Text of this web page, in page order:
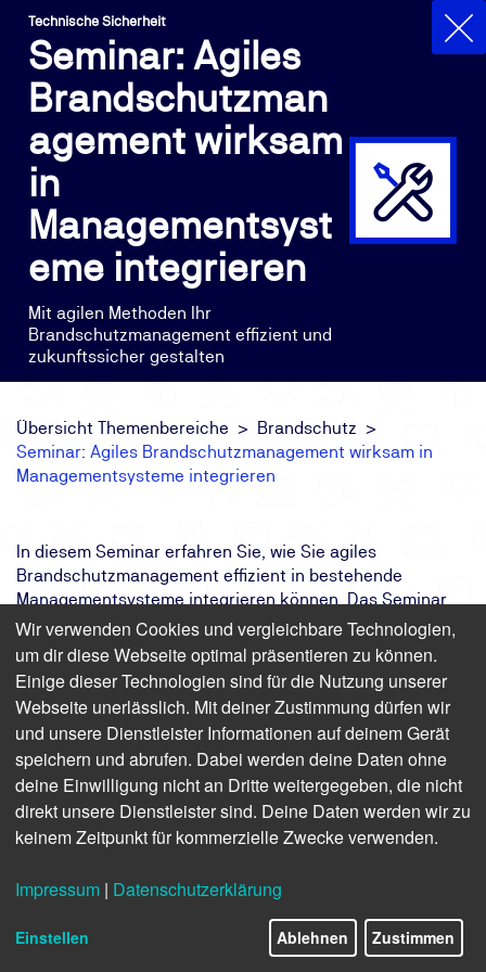
Technische Sicherheit
Seminar: Agiles
Brandschutzman
agement wirksam
in
Managementsyst
eme integrieren
Mit agilen Methoden Ihr
Brandschutzmanagement effizient und
zukunftssicher gestalten
Übersicht Themenbereiche
Brandschutz
Seminar: Agiles Brandschutzmanagement wirksam in
Managementsysteme integrieren
In diesem Seminar erfahren Sie, wie Sie agiles
Brandschutzmanagement effizient in bestehende
Managementsysteme integrieren können. Das Seminar
vermittelt praxisnahes Wissen zur Einbettung von
Brandschutzmaßnahmen in bestehende Strukturen wie
Qualitäts- oder Arbeitsschutzmanagement. Sie lernen,
vorhandene Prozesse, Routinen und Daten gezielt zu
nutzen, um Risiken schneller zu begegnen und
Maßnahmen messbar umzusetzen. Ziel ist es,
schutzzielgerechte und wirtschaftliche
Brandschutzstrukturen zu definieren und mit den
Werkzeugen des agilen Managements effizient zu planen
und umzusetzen – für mehr Sicherheit, Qualität und
Finden Sie freie Termine für das Seminar
Wir verwenden Cookies und vergleichbare Technologien,
um dir diese Webseite optimal präsentieren zu können.
Einige dieser Technologien sind für die Nutzung unserer
Webseite unerlässlich. Mit deiner Zustimmung dürfen wir
und unsere Dienstleister Informationen auf deinem Gerät
speichern und abrufen. Dabei werden deine Daten ohne
deine Einwilligung nicht an Dritte weitergegeben, die nicht
direkt unsere Dienstleister sind. Deine Daten werden wir zu
keinem Zeitpunkt für kommerzielle Zwecke verwenden.
Impressum | Datenschutzerklärung
Einstellen Ablehnen Zustimmen